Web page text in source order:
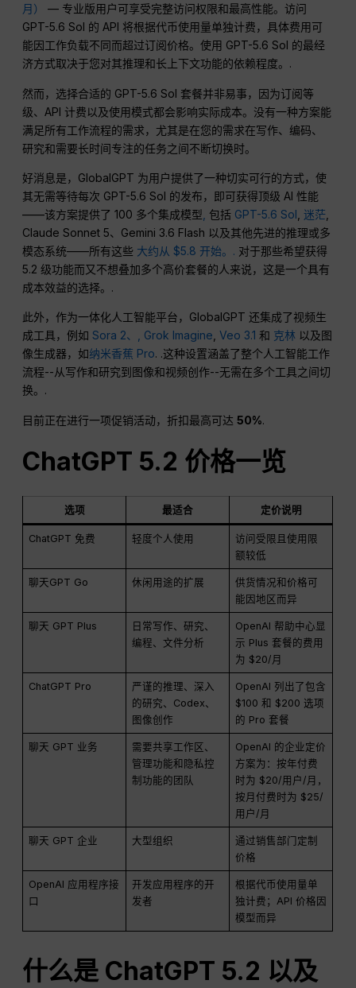
月）— 专业版用户可享受完整访问权限和最高性能。访问
GPT-5.6 Sol 的 API 将根据代币使用量单独计费，具体费用可
能因工作负载不同而超过订阅价格。使用 GPT-5.6 Sol 的最经
济方式取决于您对其推理和长上下文功能的依赖程度。.
然而，选择合适的 GPT-5.6 Sol 套餐并非易事，因为订阅等
级、API 计费以及使用模式都会影响实际成本。没有一种方案能
满足所有工作流程的需求，尤其是在您的需求在写作、编码、
研究和需要长时间专注的任务之间不断切换时。
好消息是，GlobalGPT 为用户提供了一种切实可行的方式，使
其无需等待每次 GPT-5.6 Sol 的发布，即可获得顶级 AI 性能
——该方案提供了 100 多个集成模型 包括 GPT-5.6 Sol ,迷茫
Claude Sonnet 5、Gemini 3.6 Flash 以及其他先进的推理或多
模态系统——所有这些 大约从 $5.8 开始。. 对于那些希望获得
5.2 级功能而又不想叠加多个高价套餐的人来说，这是一个具有
成本效益的选择。.
此外，作为一体化人工智能平台，GlobalGPT 还集成了视频生
成工具，例如Sora 2、, Grok Imagine,Veo 3.1 和 克林 以及图
像生成器，如纳米香蕉 Pro. .这种设置涵盖了整个人工智能工作
流程--从写作和研究到图像和视频创作--无需在多个工具之间切
换。.
目前正在进行一项促销活动，折扣最高可达50%.
ChatGPT 5.2 价格一览
选项 最适合 定价说明
ChatGPT 免费 轻度个人使用
访问受限且使用限
额较低
聊天GPT Go 休闲用途的扩展
供货情况和价格可
能因地区而异
聊天 GPT Plus
日常写作、研究、
编程、文件分析
OpenAI 帮助中心显
示 Plus 套餐的费用
为 $20/月
ChatGPT Pro
严谨的推理、深入
的研究、Codex、
图像创作
OpenAI 列出了包含
$100 和 $200 选项
的 Pro 套餐
聊天 GPT 业务
需要共享工作区、
管理功能和隐私控
制功能的团队
OpenAI 的企业定价
方案为：按年付费
时为 $20/用户/月，
按月付费时为 $25/
用户/月
聊天 GPT 企业 大型组织
通过销售部门定制
价格
OpenAI 应用程序接
口
开发应用程序的开
发者
根据代币使用量单
独计费；API 价格因
模型而异
什么是 ChatGPT 5.2 以及